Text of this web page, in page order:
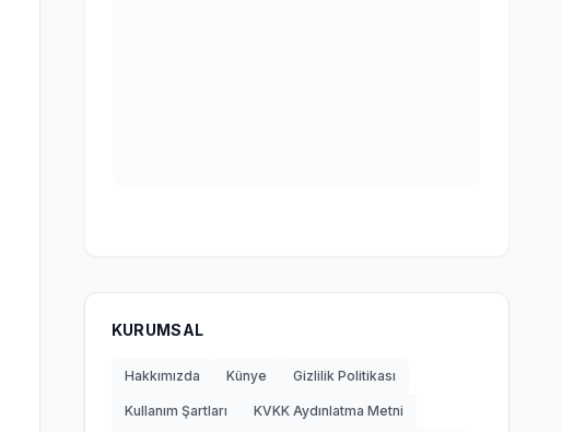
KURUMSAL
Hakkımızda Künye Gizlilik Politikası
Kullanım Şartları KVKK Aydınlatma Metni